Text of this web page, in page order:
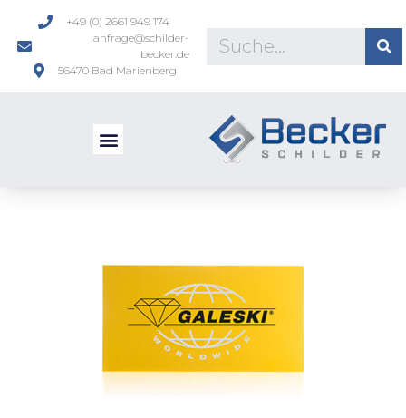
+49 (0) 2661 949 174
anfrage@schilder-
becker.de
56470 Bad Marienberg